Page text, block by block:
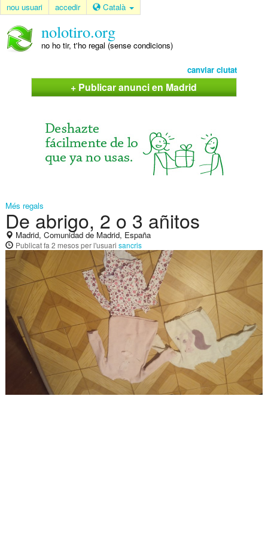
nou usuari accedir Català
nolotiro.org
no ho tir, t'ho regal (sense condicions)
canviar ciutat
+ Publicar anunci en Madrid
Més regals
De abrigo, 2 o 3 añitos
Madrid, Comunidad de Madrid, España
Publicatfa 2 mesosper l'usuari sancris